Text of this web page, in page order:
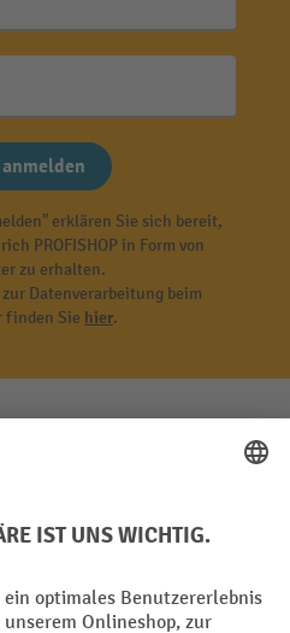
erklären Sie sich bereit,
PROFISHOP in Form von
zu erhalten.
Datenverarbeitung beim
finden Sie hier.